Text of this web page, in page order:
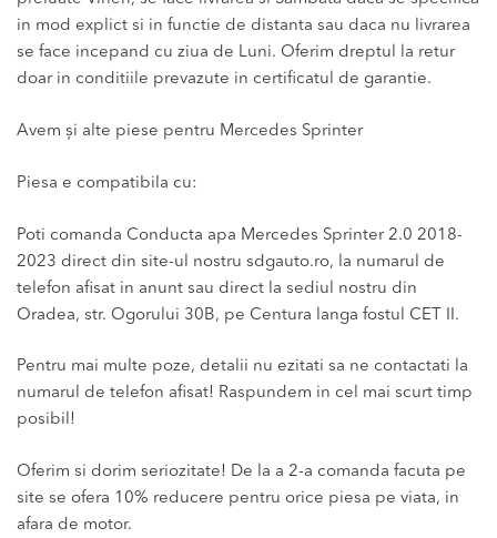
in mod explict si in functie de distanta sau daca nu livrarea
se face incepand cu ziua de Luni. Oferim dreptul la retur
doar in conditiile prevazute in certificatul de garantie.
Avem și alte piese pentru Mercedes Sprinter
Piesa e compatibila cu:
Poti comanda Conducta apa Mercedes Sprinter 2.0 2018-
2023 direct din site-ul nostru sdgauto.ro, la numarul de
telefon afisat in anunt sau direct la sediul nostru din
Oradea, str. Ogorului 30B, pe Centura langa fostul CET II.
Pentru mai multe poze, detalii nu ezitati sa ne contactati la
numarul de telefon afisat! Raspundem in cel mai scurt timp
posibil!
Oferim si dorim seriozitate! De la a 2-a comanda facuta pe
site se ofera 10% reducere pentru orice piesa pe viata, in
afara de motor.